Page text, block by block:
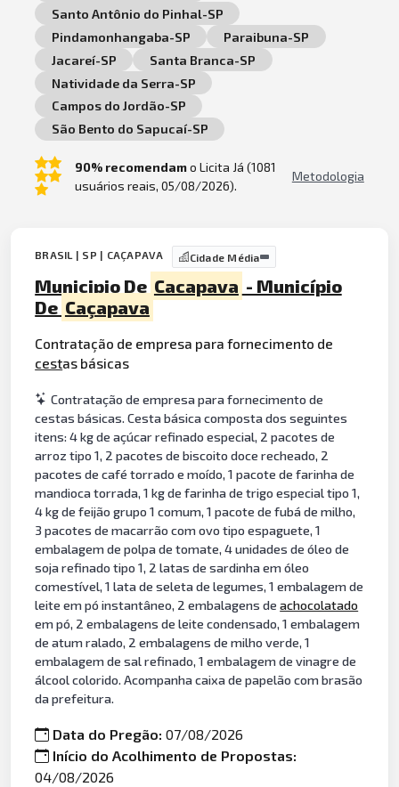
Santo Antônio do Pinhal-SP
Pindamonhangaba-SP
Paraibuna-SP
Jacareí-SP
Santa Branca-SP
Natividade da Serra-SP
Campos do Jordão-SP
São Bento do Sapucaí-SP
90% recomendamo Licita Já (1081
usuários reais, 05/08/2026).
Metodologia
BRASIL | SP | CAÇAPAVA Cidade Média
Municipio De Cacapava - Município
De Caçapava
Contratação de empresa para fornecimento de
cestas básicas
Contratação de empresa para fornecimento de
cestas básicas. Cesta básica composta dos seguintes
itens: 4 kg de açúcar refinado especial, 2 pacotes de
arroz tipo 1, 2 pacotes de biscoito doce recheado, 2
pacotes de café torrado e moído, 1 pacote de farinha de
mandioca torrada, 1 kg de farinha de trigo especial tipo 1,
4 kg de feijão grupo 1 comum, 1 pacote de fubá de milho,
3 pacotes de macarrão com ovo tipo espaguete, 1
embalagem de polpa de tomate, 4 unidades de óleo de
soja refinado tipo 1, 2 latas de sardinha em óleo
comestível, 1 lata de seleta de legumes, 1 embalagem de
leite em pó instantâneo, 2 embalagens deachocolatado
em pó, 2 embalagens de leite condensado, 1 embalagem
de atum ralado, 2 embalagens de milho verde, 1
embalagem de sal refinado, 1 embalagem de vinagre de
álcool colorido. Acompanha caixa de papelão com brasão
da prefeitura.
Data do Pregão:07/08/2026
Início do Acolhimento de Propostas:
04/08/2026